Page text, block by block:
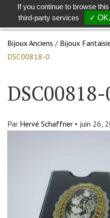
Bijoux Anciens / Bijoux
DSC00818-0
Par Hervé Schaffner • juin 26,
If you continue to browse
third-party services
✓